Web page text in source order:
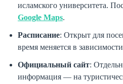
исламского университета.
Google Maps.
Расписание: Открыт для
время меняется в
Официальный сайт:
информация — на